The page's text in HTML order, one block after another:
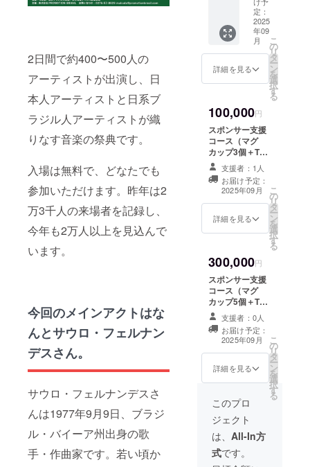
2日間で約400〜500人の
アーティストが出演し、日
本人アーティストと日系ブ
ラジル人アーティストが織
りなす音楽の祭典です。
入場は無料で、どなたでも
参加いただけます。昨年は2
万3千人の来場者を記録し、
今年も2万人以上を見込んで
います。
今回のメインアクトはな
んとサウロ・フェルナン
デスさん。
サウロ・フェルナンデスさ
んは1977年9月9日、ブラジ
ル・バイーア州出身の歌
手・作曲家です。若い頃か
カップ
サイ
ズ：
10cm×
8cm 画
像はイ
商品と
は異な
る場合
があり
ます。
セット
本イベ
ント限
定デザ
インの
マグ
カップ3
個と、
ナルT
シャツ2
枚を
セット
でお届
けしま
す。 T
シャツ
のサイ
／L／LL
マグ
ズ：
10cm×
8cm 画
像はイ
メージ
です。
実際の
商品と
は異な
る場合
があり
ます。
定：
2025
年09
月
詳細を見る
こ
の
リ
タ
ー
ン
を
選
択
す
る
100,000円
スポンサー支援
コース（マグ
カップ3個＋T
シャツ2枚＋企業
ロゴ掲載
［小］） 本イベ
ントを応援して
いただけるスポ
ンサー様向けの
定デザインのマ
グカップ 3個 ・
オリジナルTシャ
ツ 2枚 ・企業ロ
ゴ掲載（小サイ
ズ） 掲載媒
体：公式
SNS（Faceboo
k・Instagram）
および公式HP T
シャツのサイ
ズ：M／L／LL 2
枚分のサイズ
（例：MとL）を
備考欄にてお知
らせください。
マグカップサイ
ズ：10cm×8cm
スポンサー支援
支援者：1人
お届け予定：
2025年09月
詳細を見る
こ
の
リ
タ
ー
ン
を
選
択
す
る
300,000円
スポンサー支援
コース（マグ
カップ5個＋T
シャツ5枚＋企業
ロゴ掲載
［大］） 本イベ
ントを力強く応
援していただけ
るスポンサー様
ン内容 ・イベン
ト限定デザイン
のマグカップ 5
個 ・オリジナル
Tシャツ 5枚 ・
企業ロゴ掲載
支援者：0人
お届け予定：
2025年09月
詳細を見る
こ
の
リ
タ
ー
ン
を
選
択
す
る
このプロ
ジェクト
は、 All-In方
式です。